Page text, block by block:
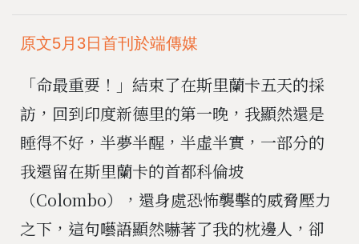
原文5月3日首刊於端傳媒
「命最重要！」結束了在斯里蘭卡五天的採
訪，回到印度新德里的第一晚，我顯然還是
睡得不好，半夢半醒，半虛半實，一部分的
我還留在斯里蘭卡的首都科倫坡
（Colombo），還身處恐怖襲擊的威脅壓力
之下，這句囈語顯然嚇著了我的枕邊人，卻